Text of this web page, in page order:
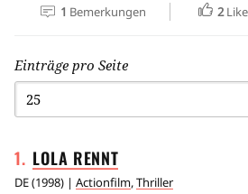
1 Bemerkungen 2
Einträge pro Seite
1. LOLA RENNT
DE(1998) | Actionfilm,Thriller